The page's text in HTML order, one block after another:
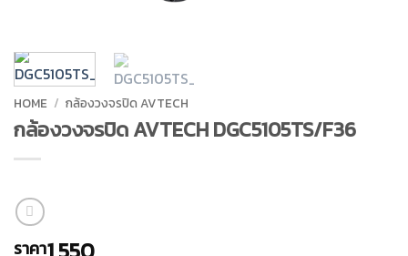
HOME / กล้องวงจรปิด AVTECH
กล้องวงจรปิด AVTECH DGC5105TS/F36
ราคา